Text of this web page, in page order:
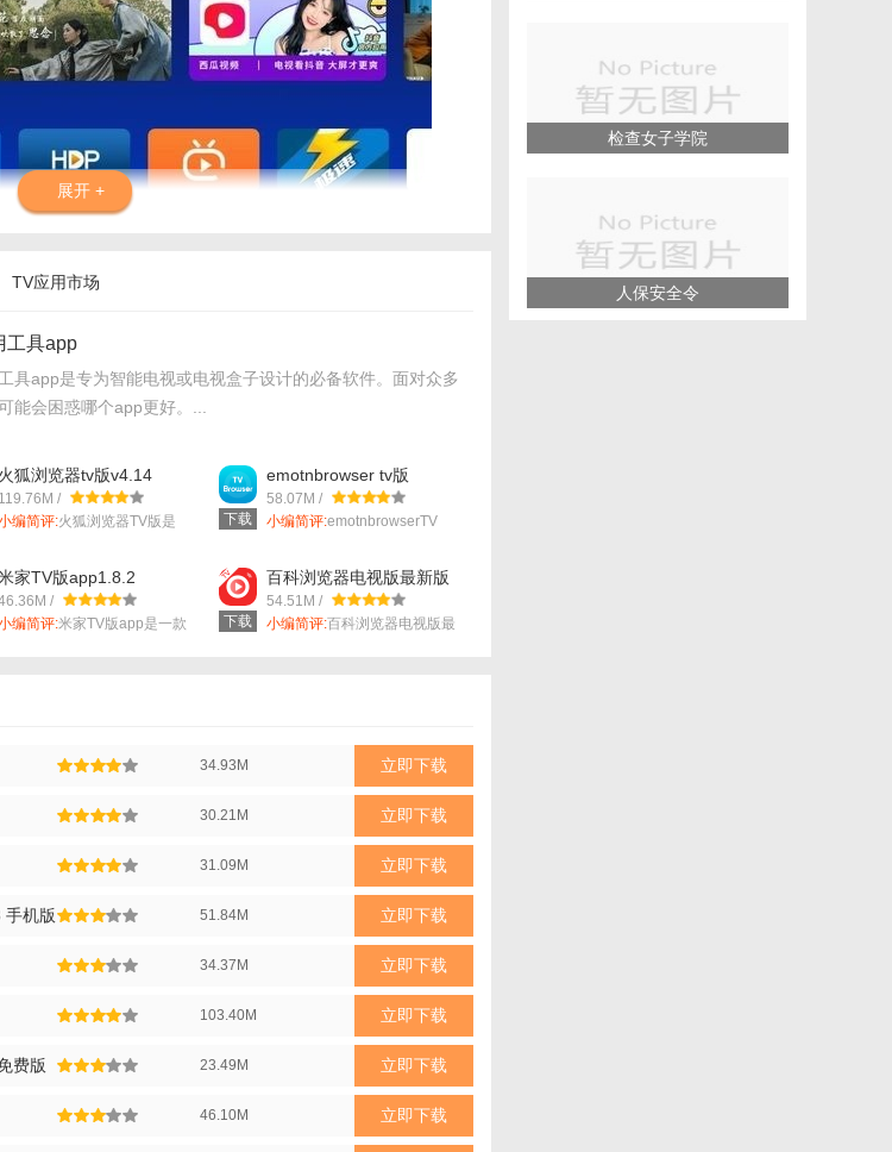
展开 +
TV应用市场
工具app
具app是专为智能电视或电视盒子设计的必备软件。面对众多
能会困惑哪个app更好。...
火狐浏览器tv版v4.14
119.76M /
编简评:火狐浏览器TV版是
下载
emotnbrowser tv版
v1.6.0.3
58.07M /
小编简评:emotnbrowserTV
家TV版app1.8.2
/
编简评:米家TV版app是一款
下载
百科浏览器电视版最新版
v3.11
54.51M /
小编简评:百科浏览器电视版最
34.93M 立即下载
30.21M 立即下载
31.09M 立即下载
手机版 51.84M 立即下载
34.37M 立即下载
103.40M 立即下载
费版 23.49M 立即下载
46.10M 立即下载
检查女子学院
人保安全令